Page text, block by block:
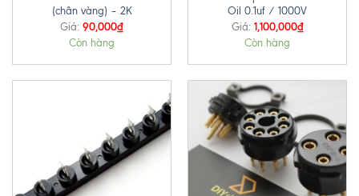
(chân vàng) – 2K
Giá: 90,000₫
Còn hàng
Oil 0.1uf / 1000V
Giá: 1,100,000₫
Còn hàng